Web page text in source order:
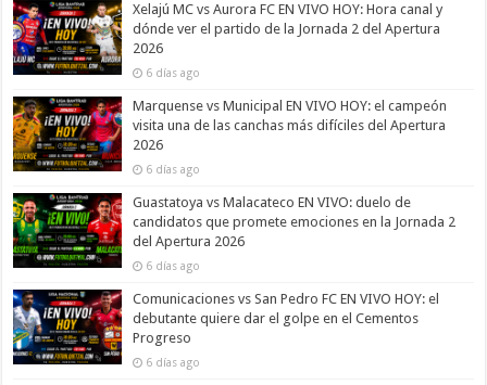
Xelajú MC vs Aurora FC EN VIVO HOY: Hora canal y
dónde ver el partido de la Jornada 2 del Apertura
2026
6 días ago
Marquense vs Municipal EN VIVO HOY: el campeón
visita una de las canchas más difíciles del Apertura
2026
6 días ago
Guastatoya vs Malacateco EN VIVO: duelo de
candidatos que promete emociones en la Jornada 2
del Apertura 2026
6 días ago
Comunicaciones vs San Pedro FC EN VIVO HOY: el
debutante quiere dar el golpe en el Cementos
Progreso
6 días ago